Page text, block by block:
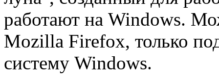
работают на Windows.
Mozilla Firefox, только
систему Windows.